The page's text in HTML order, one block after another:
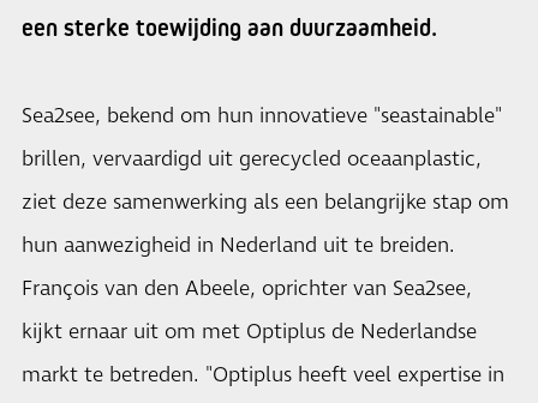
een sterke toewijding aan duurzaamheid.
Sea2see, bekend om hun innovatieve "seastainable"
brillen, vervaardigd uit gerecycled oceaanplastic,
ziet deze samenwerking als een belangrijke stap om
hun aanwezigheid in Nederland uit te breiden.
François van den Abeele, oprichter van Sea2see,
kijkt ernaar uit om met Optiplus de Nederlandse
markt te betreden. "Optiplus heeft veel expertise in